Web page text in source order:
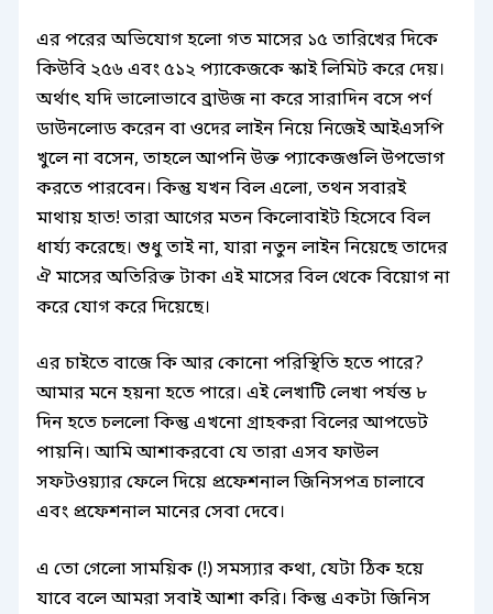
এর পরের অভিযোগ হলো গত মাসের ১৫ তারিখের দিকে
কিউবি ২৫৬ এবং ৫১২ প্যাকেজকে স্কাই লিমিট করে দেয়।
অর্থাৎ যদি ভালোভাবে ব্রাউজ না করে সারাদিন বসে পর্ণ
ডাউনলোড করেন বা ওদের লাইন নিয়ে নিজেই আইএসপি
খুলে না বসেন, তাহলে আপনি উক্ত প্যাকেজগুলি উপভোগ
করতে পারবেন। কিন্তু যখন বিল এলো, তথন সবারই
মাথায় হাত! তারা আগের মতন কিলোবাইট হিসেবে বিল
ধার্য্য করেছে। শুধু তাই না, যারা নতুন লাইন নিয়েছে তাদের
ঐ মাসের অতিরিক্ত টাকা এই মাসের বিল থেকে বিয়োগ না
করে যোগ করে দিয়েছে।
এর চাইতে বাজে কি আর কোনো পরিস্থিতি হতে পারে?
আমার মনে হয়না হতে পারে। এই লেখাটি লেখা পর্যন্ত ৮
দিন হতে চললো কিন্তু এখনো গ্রাহকরা বিলের আপডেট
পায়নি। আমি আশাকরবো যে তারা এসব ফাউল
সফটওয়্যার ফেলে দিয়ে প্রফেশনাল জিনিসপত্র চালাবে
এবং প্রফেশনাল মানের সেবা দেবে।
এ তো গেলো সাময়িক (!) সমস্যার কথা, যেটা ঠিক হয়ে
যাবে বলে আমরা সবাই আশা করি। কিন্তু একটা জিনিস